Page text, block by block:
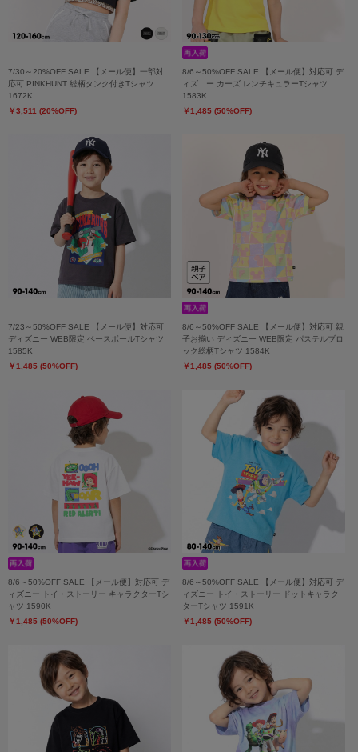
7/30～20%OFF SALE 【メール便】一部対
応可 PINKHUNT 総柄タンク付きTシャツ
1672K
￥3,511 (20%OFF)
8/6～50%OFF SALE 【メール便】対応可 デ
ィズニー カーズ レンチキュラーTシャツ
1583K
￥1,485 (50%OFF)
7/23～50%OFF SALE 【メール便】対応可
ディズニー WEB限定 ベースボールTシャツ
1585K
￥1,485 (50%OFF)
8/6～50%OFF SALE 【メール便】対応可 親
子お揃い ディズニー WEB限定 パステルブロ
ック総柄Tシャツ 1584K
￥1,485 (50%OFF)
8/6～50%OFF SALE 【メール便】対応可 デ
ィズニー トイ・ストーリー キャラクターTシ
ャツ 1590K
￥1,485 (50%OFF)
8/6～50%OFF SALE 【メール便】対応可 デ
ィズニー トイ・ストーリー ドットキャラク
ターTシャツ 1591K
￥1,485 (50%OFF)